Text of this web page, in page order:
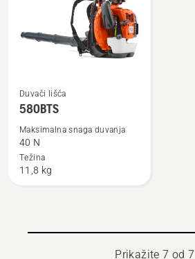
Pogledajte
više
580BTS
Duvači lišća
580BTS
Maksimalna snaga duvanja
40 N
Težina
11,8 kg
Prikažite 7 od 7